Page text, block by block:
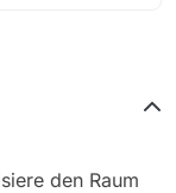
den Raum